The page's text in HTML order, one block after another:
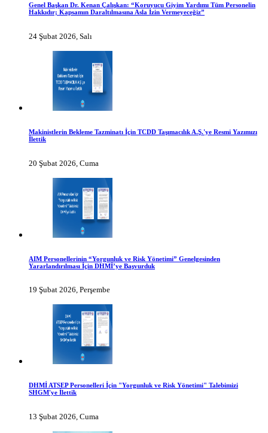
Genel Başkan Dr. Kenan Çalışkan: “Koruyucu Giyim Yardımı Tüm Personelin
Hakkıdır; Kapsamın Daraltılmasına Asla İzin Vermeyeceğiz”
24 Şubat 2026, Salı
Makinistlerin Bekleme Tazminatı İçin TCDD Taşımacılık A.Ş.'ye Resmi Yazımızı
İlettik
20 Şubat 2026, Cuma
AIM Personellerinin “Yorgunluk ve Risk Yönetimi” Genelgesinden
Yararlandırılması İçin DHMİ’ye Başvurduk
19 Şubat 2026, Perşembe
DHMİ ATSEP Personelleri İçin "Yorgunluk ve Risk Yönetimi" Talebimizi
SHGM'ye İlettik
13 Şubat 2026, Cuma